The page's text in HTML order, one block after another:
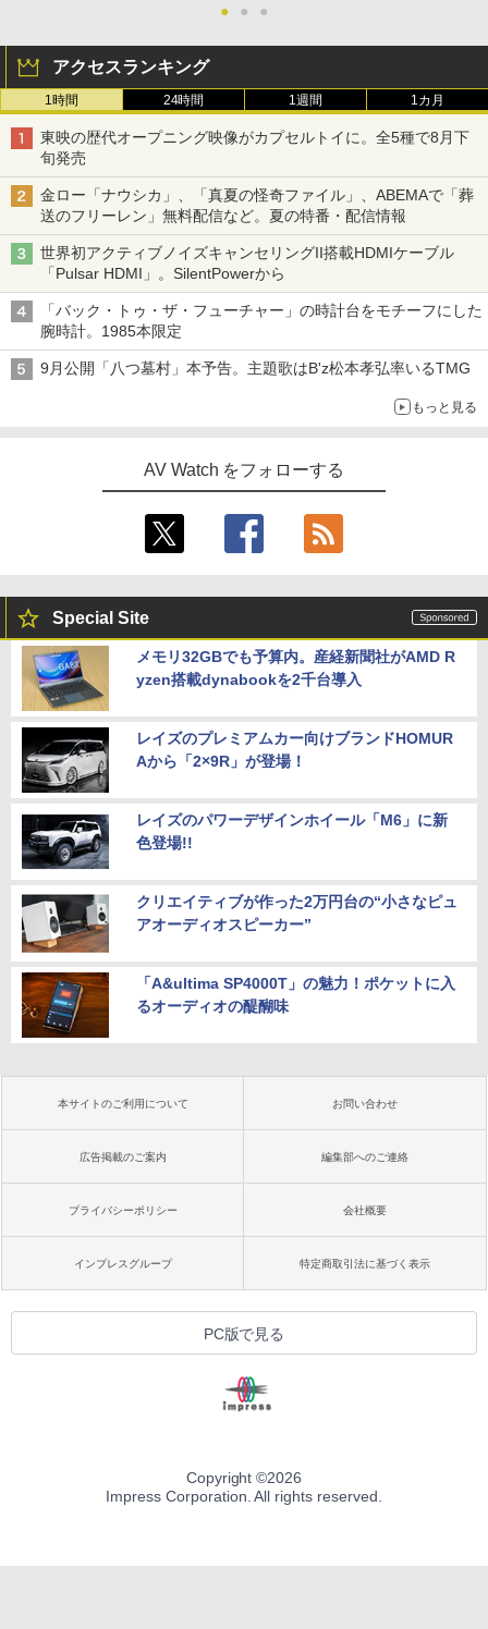
● ● ●
アクセスランキング
1時間 24時間 1週間 1カ月
東映の歴代オープニング映像がカプセルトイに。全5種で8月下
旬発売
金ロー「ナウシカ」、「真夏の怪奇ファイル」、ABEMAで「葬
送のフリーレン」無料配信など。夏の特番・配信情報
世界初アクティブノイズキャンセリングII搭載HDMIケーブル
「Pulsar HDMI」。SilentPowerから
「バック・トゥ・ザ・フューチャー」の時計台をモチーフにした
腕時計。1985本限定
9月公開「八つ墓村」本予告。主題歌はB'z松本孝弘率いるTMG
もっと見る
AV Watch をフォローする
Special Site
メモリ32GBでも予算内。産経新聞社がAMD R
yzen搭載dynabookを2千台導入
レイズのプレミアムカー向けブランドHOMUR
Aから「2×9R」が登場！
レイズのパワーデザインホイール「M6」に新
色登場!!
クリエイティブが作った2万円台の“小さなピュ
アオーディオスピーカー”
「A&ultima SP4000T」の魅力！ポケットに入
るオーディオの醍醐味
本サイトのご利用について お問い合わせ
広告掲載のご案内 編集部へのご連絡
プライバシーポリシー 会社概要
インプレスグループ 特定商取引法に基づく表示
PC版で見る
Copyright ©2026
Impress Corporation. All rights reserved.